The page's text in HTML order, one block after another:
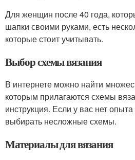
Для женщин после 40 года,
шапки своими руками, есть
которые стоит учитывать.
Выбор схемы вязания
В интернете можно найти
которым прилагаются схемы
инструкция. Если у вас нет
выбирать несложные схемы.
Материалы для вязания